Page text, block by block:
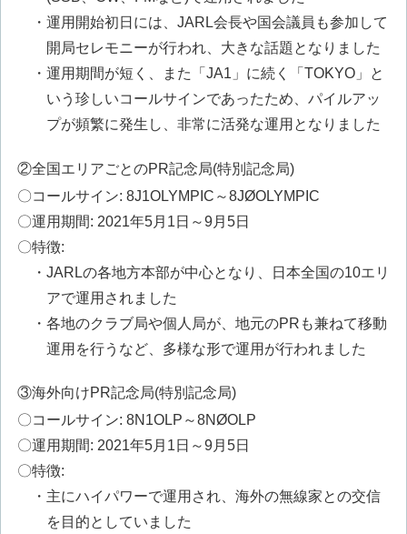
・運用開始初日には、JARL会長や国会議員も参加して
開局セレモニーが行われ、大きな話題となりました
・運用期間が短く、また「JA1」に続く「TOKYO」と
いう珍しいコールサインであったため、パイルアッ
プが頻繁に発生し、非常に活発な運用となりました
②全国エリアごとのPR記念局(特別記念局)
〇コールサイン: 8J1OLYMPIC～8JØOLYMPIC
〇運用期間: 2021年5月1日～9月5日
〇特徴:
・JARLの各地方本部が中心となり、日本全国の10エリ
アで運用されました
・各地のクラブ局や個人局が、地元のPRも兼ねて移動
運用を行うなど、多様な形で運用が行われました
③海外向けPR記念局(特別記念局)
〇コールサイン: 8N1OLP～8NØOLP
〇運用期間: 2021年5月1日～9月5日
〇特徴:
・主にハイパワーで運用され、海外の無線家との交信
を目的としていました